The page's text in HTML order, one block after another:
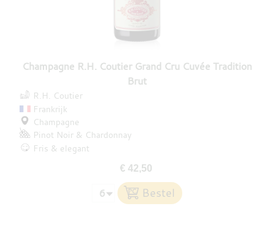
Champagne R.H. Coutier Grand Cru Cuvée Tradition
Brut
R.H. Coutier
Frankrijk
Champagne
Pinot Noir
Chardonnay
Fris & elegant
€ 42,50